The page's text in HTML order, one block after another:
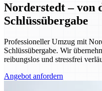
Norderstedt – von
Schlüssübergabe
Professioneller Umzug mit
Schlüssübergabe. Wir
reibungslos und stressfrei
Angebot anfordern